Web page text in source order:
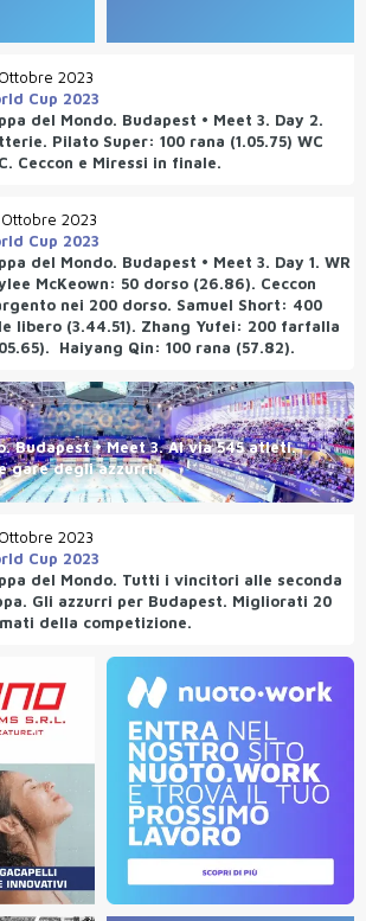
2023
Cup 2023
del Mondo. Budapest • Meet 3. Day 2.
Pilato Super: 100 rana (1.05.75) WC
Ceccon e Miressi in finale.
2023
Cup 2023
del Mondo. Budapest • Meet 3. Day 1. WR
McKeown: 50 dorso (26.86). Ceccon
nei 200 dorso. Samuel Short: 400
libero (3.44.51). Zhang Yufei: 200 farfalla
Haiyang Qin: 100 rana (57.82).
Budapest • Meet 3. Al via 545 atleti.
gare degli azzurri.
2023
Cup 2023
del Mondo. Tutti i vincitori alle seconda
Gli azzurri per Budapest. Migliorati 20
della competizione.